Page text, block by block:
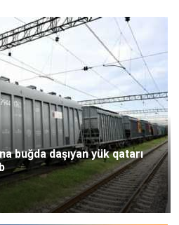
buğda daşıyan yük qatarı